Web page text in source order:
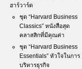
ฮาร์วาร์ด
ชุด “Harvard Business
Classics” หนังสือสุด
คลาสสิกที่มีคุณค่า
ชุด “Harvard Business
Essentials” หัวใจในการ
บริหารธุรกิจ